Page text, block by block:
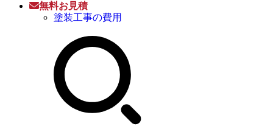
無料お見積
塗装工事の費用